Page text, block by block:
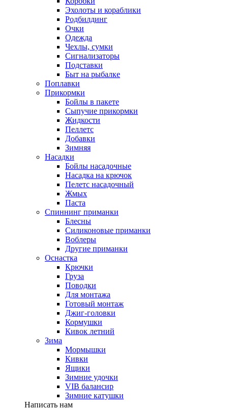
Эхолоты и кораблики
Родбилдинг
Очки
Одежда
Чехлы, сумки
Сигнализаторы
Подставки
Быт на рыбалке
Поплавки
Прикормки
Бойлы в пакете
Сыпучие прикормки
Жидкости
Пеллетс
Добавки
Зимняя
Насадки
Бойлы насадочные
Насадка на крючок
Пелетс насадочный
Жмых
Паста
Спиннинг приманки
Блесны
Силиконовые приманки
Воблеры
Другие приманки
Оснастка
Крючки
Груза
Поводки
Для монтажа
Готовый монтаж
Джиг-головки
Кормушки
Кивок летний
Зима
Мормышки
Кивки
Ящики
Зимние удочки
VIB балансир
Зимние катушки
Написать нам